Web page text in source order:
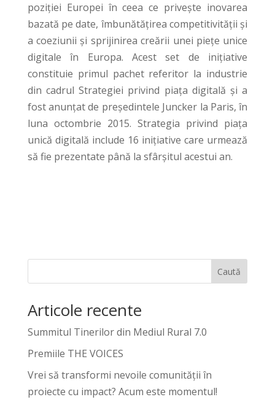
poziției Europei în ceea ce privește inovarea
bazată pe date, îmbunătățirea competitivității și
a coeziunii și sprijinirea creării unei piețe unice
digitale în Europa. Acest set de inițiative
constituie primul pachet referitor la industrie
din cadrul Strategiei privind piața digitală și a
fost anunțat de președintele Juncker la Paris, în
luna octombrie 2015. Strategia privind piața
unică digitală include 16 inițiative care urmează
să fie prezentate până la sfârșitul acestui an.
Caută
Articole recente
Summitul Tinerilor din Mediul Rural 7.0
Premiile THE VOICES
Vrei să transformi nevoile comunității în
proiecte cu impact? Acum este momentul!